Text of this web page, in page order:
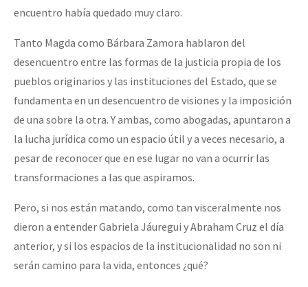
encuentro había quedado muy claro.
Tanto Magda como Bárbara Zamora hablaron del
desencuentro entre las formas de la justicia propia de los
pueblos originarios y las instituciones del Estado, que se
fundamenta en un desencuentro de visiones y la imposición
de una sobre la otra. Y ambas, como abogadas, apuntaron a
la lucha jurídica como un espacio útil y a veces necesario, a
pesar de reconocer que en ese lugar no van a ocurrir las
transformaciones a las que aspiramos.
Pero, si nos están matando, como tan visceralmente nos
dieron a entender Gabriela Jáuregui y Abraham Cruz el día
anterior, y si los espacios de la institucionalidad no son ni
serán camino para la vida, entonces ¿qué?